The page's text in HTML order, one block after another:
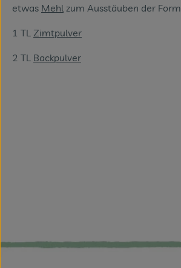
etwas Mehl zum Ausstäuben der Form
1 TL Zimtpulver
2 TL Backpulver